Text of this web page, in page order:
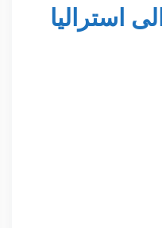
استراليا